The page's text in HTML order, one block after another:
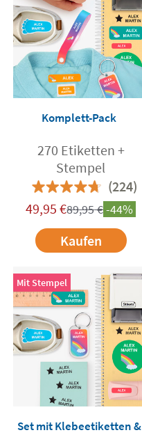
Komplett-Pack
270 Etiketten +
Stempel
(224)
49,95 €89,95€-44%
Kaufen
Mit Stempel
Set mit Klebeetiketten &